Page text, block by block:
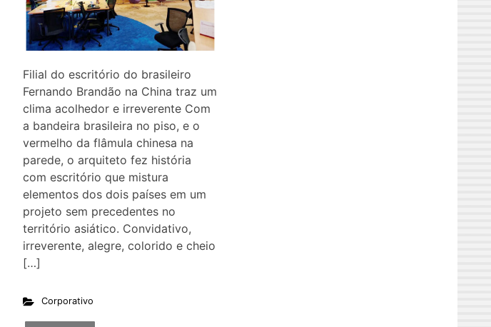
Filial do escritório do brasileiro
Fernando Brandão na China traz um
clima acolhedor e irreverente Com
a bandeira brasileira no piso, e o
vermelho da flâmula chinesa na
parede, o arquiteto fez história
com escritório que mistura
elementos dos dois países em um
projeto sem precedentes no
território asiático. Convidativo,
irreverente, alegre, colorido e cheio
[…]
Corporativo